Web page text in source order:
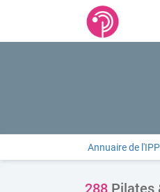
Annuaire de
288 Pilates